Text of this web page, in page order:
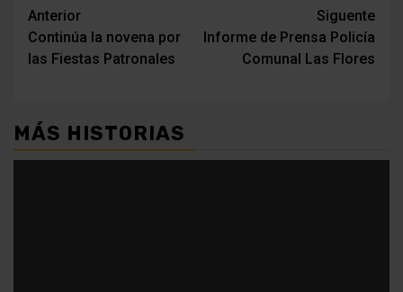
Navegación
de
Anterior
Continúa la novena por
las Fiestas Patronales
Siguente
Informe de Prensa Policía
Comunal Las Flores
MÁS HISTORIAS